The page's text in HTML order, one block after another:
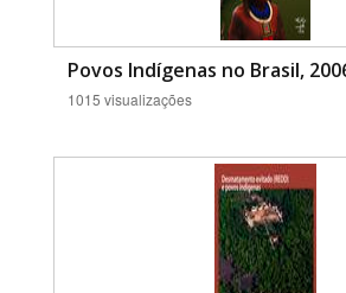
Povos Indígenas no Brasil,
1015 visualizações